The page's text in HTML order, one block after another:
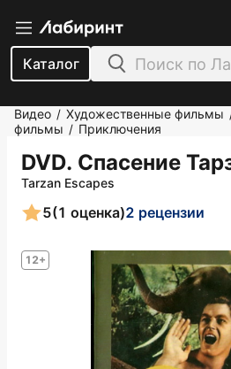
Каталог
Видео / Художественные фильмы
фильмы / Приключения
DVD. Спасение
Tarzan Escapes
12+
5(1 оценка)2 рецензии